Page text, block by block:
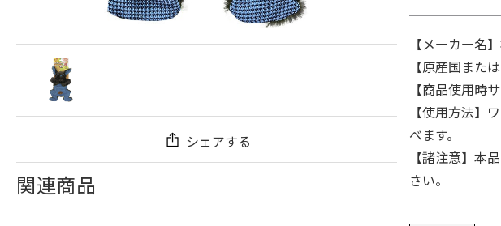
シェアする
関連商品
【メーカー名
【原産国また
【商品使用
【使用方法】
べます。
【諸注意】本
さい。